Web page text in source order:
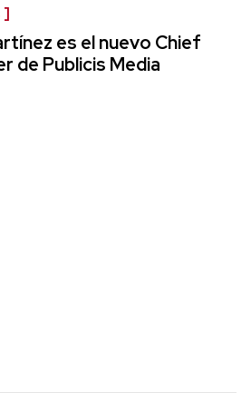
es el nuevo Chief
de Publicis Media